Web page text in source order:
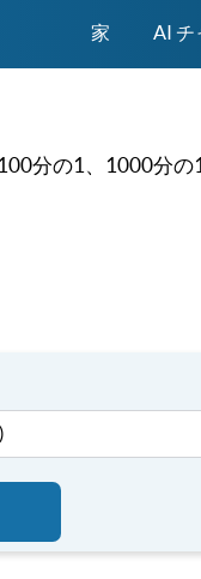
家 AI チ
分の1、1000分